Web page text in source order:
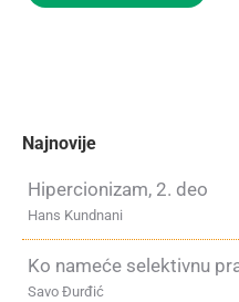
Najnovije
Hipercionizam, 2. deo
Hans Kundnani
Ko nameće selektivnu
Savo Đurđić